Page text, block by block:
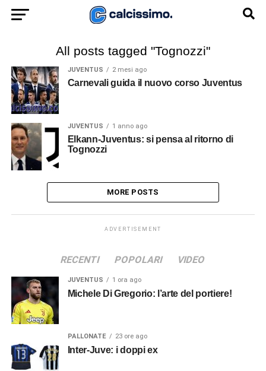
All posts tagged "Tognozzi"
JUVENTUS 2 mesi ago
Carnevali guida il nuovo corso Juventus
JUVENTUS 1 anno ago
Elkann-Juventus: si pensa al ritorno di
Tognozzi
MORE POSTS
ADVERTISEMENT
RECENTI POPOLARI VIDEO
JUVENTUS 1 ora ago
Michele Di Gregorio: l’arte del portiere!
PALLONATE 23 ore ago
Inter-Juve: i doppi ex